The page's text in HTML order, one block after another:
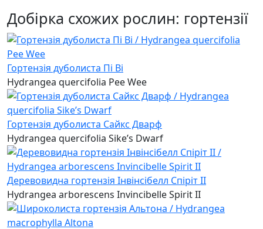
Добірка схожих рослин: гортензії
Гортензія дуболиста Пі Ві
Hydrangea quercifolia Pee Wee
Гортензія дуболиста Сайкс Дварф
Hydrangea quercifolia Sike’s Dwarf
Деревовидна гортензія Інвінсібелл Спіріт II
Hydrangea arborescens Invincibelle Spirit II